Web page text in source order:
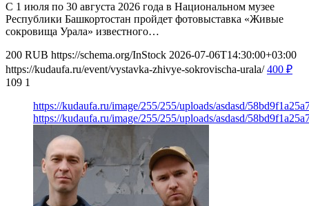
С 1 июля по 30 августа 2026 года в Национальном музее
Республики Башкортостан пройдет фотовыставка «Живые
сокровища Урала» известного…
200 RUB https://schema.org/InStock 2026-07-06T14:30:00+03:00
https://kudaufa.ru/event/vystavka-zhivye-sokrovischa-urala/ 400 ₽
109 1
https://kudaufa.ru/image/255/255/uploads/asdasd/
https://kudaufa.ru/image/255/255/uploads/asdasd/